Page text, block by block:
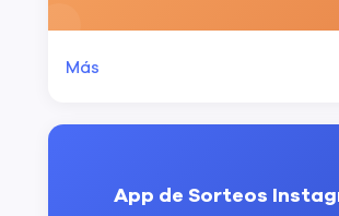
Más
App de Sorteos